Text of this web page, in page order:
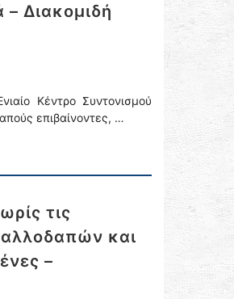
Διακομιδή
Κέντρο Συντονισμού
επιβαίνοντες, …
τις
αλλοδαπών και
–